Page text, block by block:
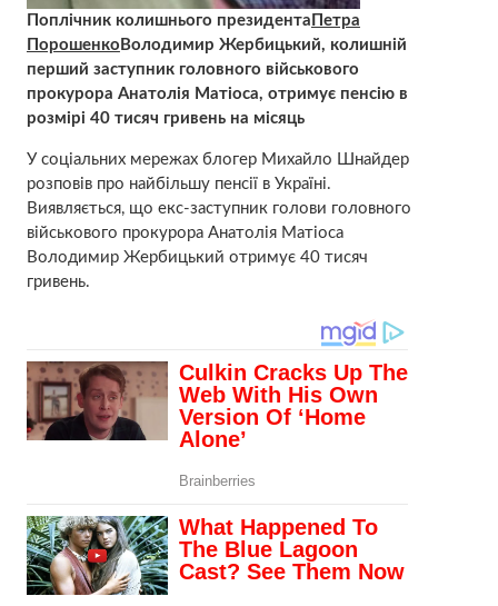
Поплічник колишнього президента Петра
Порошенко Володимир Жербицький, колишній
перший заступник головного військового
прокурора Анатолія Матіоса, отримує пенсію в
розмірі 40 тисяч гривень на місяць
У соціальних мережах блогер Михайло Шнайдер
розповів про найбільшу пенсії в Україні.
Виявляється, що екс-заступник голови головного
військового прокурора Анатолія Матіоса
Володимир Жербицький отримує 40 тисяч
гривень.